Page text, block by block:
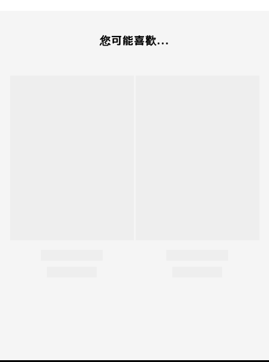
您可能喜歡...